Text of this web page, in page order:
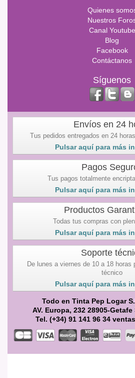
Quienes
Nuestros
Canal Youtube
Blog
Facebook
Contáctanos
Síguenos
Envíos en 24
Tus pedidos entregados en 24
Pulsar aquí para más
Pagos
Tus pagos totalmente
Pulsar aquí para más
Productos
Todas tus compras con
Pulsar aquí para más
Soporte
De lunes a viernes de 10 a 18 horas
técnico
Pulsar aquí para más
Todo en Tinta Pep Logar
AV. Europa, 232 28905-
Tel. (+34) 91 141 96 34